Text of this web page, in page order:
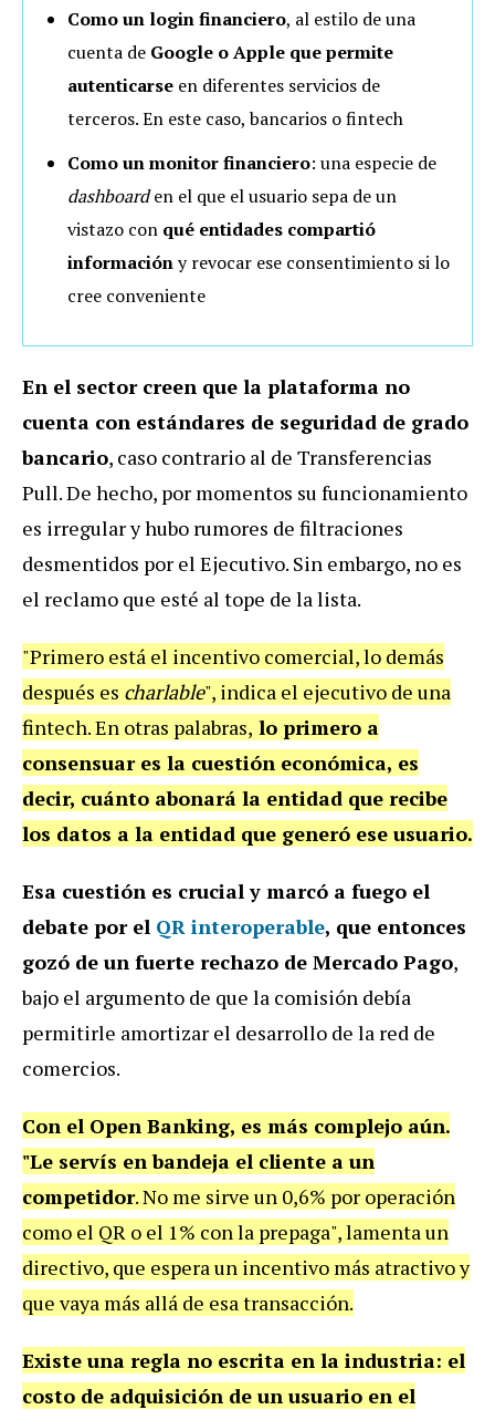
Como un login financiero, al estilo de una
cuenta de Google o Apple que permite
autenticarse en diferentes servicios de
terceros. En este caso, bancarios o fintech
Como un monitor financiero: una especie de
dashboarden el que el usuario sepa de un
vistazo con qué entidades compartió
informacióny revocar ese consentimiento si lo
cree conveniente
En el sector creen que la plataforma no
cuenta con estándares de seguridad de grado
bancario, caso contrario al de Transferencias
Pull. De hecho, por momentos su funcionamiento
es irregular y hubo rumores de filtraciones
desmentidos por el Ejecutivo. Sin embargo, no es
el reclamo que esté al tope de la lista.
"Primero está el incentivo comercial, lo demás
después es charlable", indica el ejecutivo de una
fintech. En otras palabras, lo primero a
consensuar es la cuestión económica, es
decir, cuánto abonará la entidad que recibe
los datos a la entidad que generó ese usuario.
Esa cuestión es crucial y marcó a fuego el
debate por el QR interoperable, que entonces
gozó de un fuerte rechazo de Mercado Pago,
bajo el argumento de que la comisión debía
permitirle amortizar el desarrollo de la red de
comercios.
Con el Open Banking, es más complejo aún.
"Le servís en bandeja el cliente a un
competidor. No me sirve un 0,6% por operación
como el QR o el 1% con la prepaga", lamenta un
directivo, que espera un incentivo más atractivo y
que vaya más allá de esa transacción.
Existe una regla no escrita en la industria: el
costo de adquisición de un usuario en el